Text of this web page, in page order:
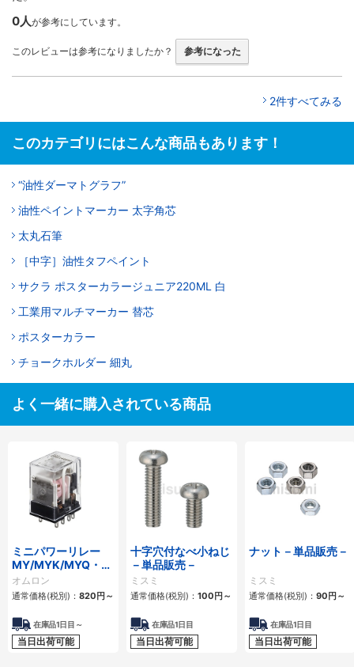
0人が参考にしています。
このレビューは参考になりましたか？ 参考になった
2件すべてみる
このカテゴリにはこんな商品もあります！
“油性ダーマトグラフ”
油性ペイントマーカー 太字角芯
太丸石筆
［中字］油性タフペイント
サクラ ポスターカラージュニア220ML 白
工業用マルチマーカー 替芯
ポスターカラー
チョークホルダー 細丸
よく一緒に購入されている商品
ミニパワーリレー
MY/MYK/MYQ・
MYH
オムロン
通常価格(税別)： 820円 ～
在庫品1日目～
当日出荷可能
十字穴付なべ小ねじ
－単品販売－
ミスミ
通常価格(税別)： 100円 ～
在庫品1日目
当日出荷可能
ナット－単品販売－
ミスミ
通常価格(税別)： 90円 ～
在庫品1日目
当日出荷可能